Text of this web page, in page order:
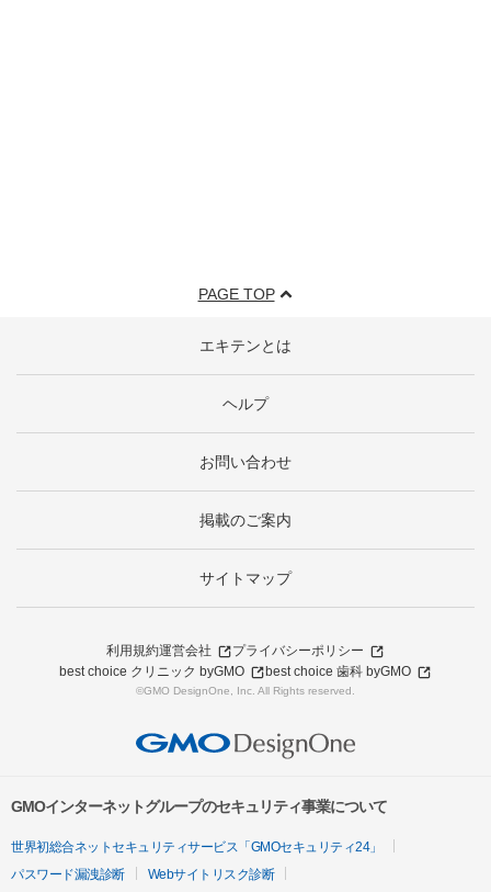
PAGE TOP
エキテンとは
ヘルプ
お問い合わせ
掲載のご案内
サイトマップ
利用規約運営会社
プライバシーポリシー
best choice クリニック byGMO
best choice 歯科 byGMO
©GMO DesignOne, Inc. All Rights reserved.
GMOインターネットグループのセキュリティ事業について
世界初総合ネットセキュリティサービス「GMOセキュリティ24」
パスワード漏洩診断
Webサイトリスク診断